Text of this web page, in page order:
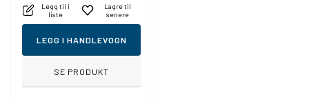
Legg til i
liste
Lagre til
senere
LEGG I HANDLEVOGN
SE PRODUKT